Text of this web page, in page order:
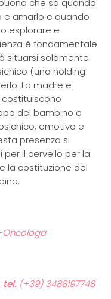
che sa quando
e amarlo e quando
esplorare e
è fondamentale
situarsi solamente
(uno holding
La madre e
del bambino e
emotivo e
presenza si
il cervello per la
la costituzione del
Oncologa
tel. (+39) 3488197748